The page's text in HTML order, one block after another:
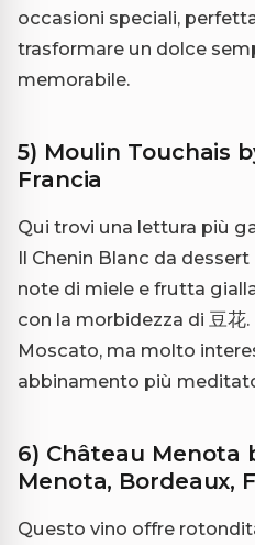
occasioni speciali,
trasformare un dolce
memorabile.
5) Moulin Touchais
Francia
Qui trovi una lettura più
Il Chenin Blanc da
note di miele e frutta
con la morbidezza di 豆
Moscato, ma molto
abbinamento più
6) Château Menota
Menota, Bordeaux,
Questo vino offre